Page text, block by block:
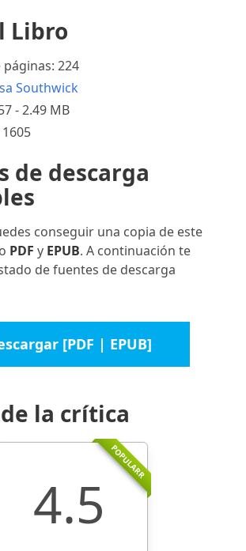
Libro
224
Southwick
- 2.49 MB
de descarga
conseguir una copia de este
PDF y EPUB. A continuación te
de fuentes de descarga
[PDF | EPUB]
la crítica
POPULARR
4.5